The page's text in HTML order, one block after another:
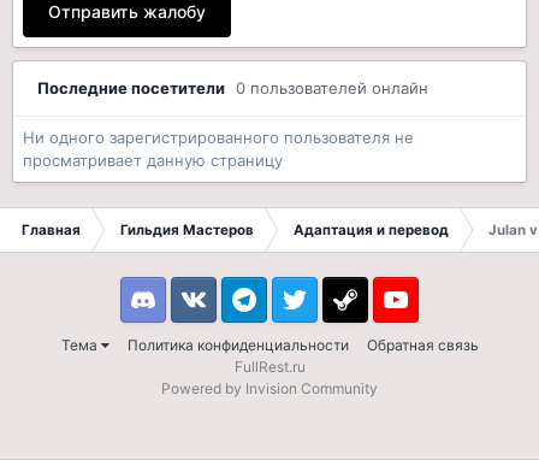
Отправить жалобу
Последние посетители 0 пользователей онлайн
Ни одного зарегистрированного пользователя не
просматривает данную страницу
Главная Гильдия Мастеров Адаптация и перевод Julan
Тема Политика конфиденциальности Обратная связь
DiscordVK TelegramTwitter Steam Youtube
FullRest.ru
Powered by Invision Community